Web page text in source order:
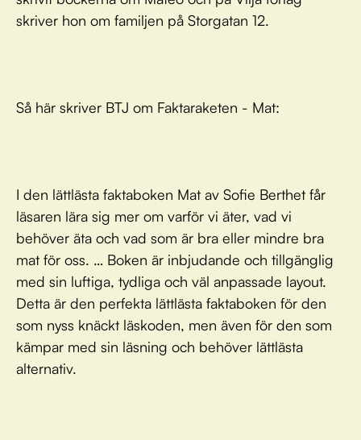
skriver hon om familjen på Storgatan 12.
Så här skriver BTJ om Faktaraketen - Mat:
I den lättlästa faktaboken Mat av Sofie Berthet får
läsaren lära sig mer om varför vi äter, vad vi
behöver äta och vad som är bra eller mindre bra
mat för oss. … Boken är inbjudande och tillgänglig
med sin luftiga, tydliga och väl anpassade layout.
Detta är den perfekta lättlästa faktaboken för den
som nyss knäckt läskoden, men även för den som
kämpar med sin läsning och behöver lättlästa
alternativ.